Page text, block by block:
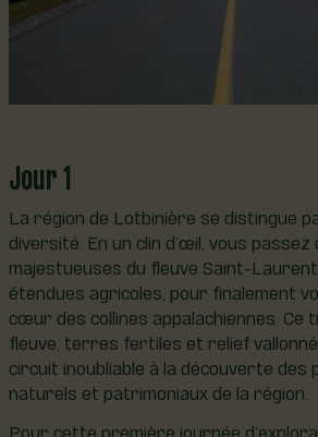
Jour 1
La région de Lotbinière se distingue
diversité. En un clin d’œil, vous
majestueuses du fleuve Saint-
étendues agricoles, pour finalement
cœur des collines appalachiennes. Ce
fleuve, terres fertiles et relief
circuit inoubliable à la découverte des
naturels et patrimoniaux de la région.
Pour cette première journée